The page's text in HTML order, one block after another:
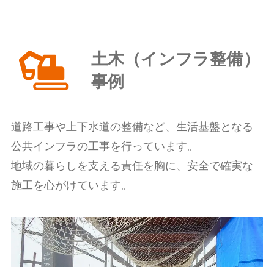
土木（インフラ整備）
事例
道路工事や上下水道の整備など、生活基盤となる
公共インフラの工事を行っています。
地域の暮らしを支える責任を胸に、安全で確実な
施工を心がけています。